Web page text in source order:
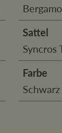
Sattel
Syncros
Farbe
Schwarz